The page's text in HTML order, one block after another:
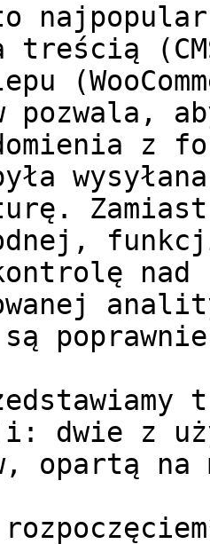
treścią
pozwala,
z
Zamiast
nad
dwie z
opartą